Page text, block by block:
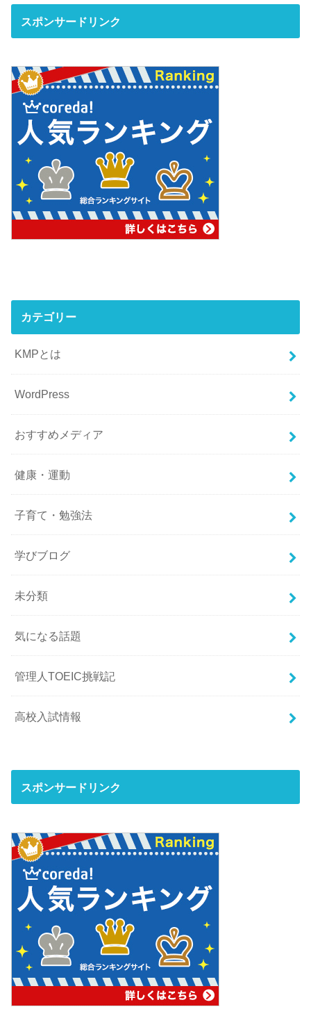
スポンサードリンク
カテゴリー
KMPとは
WordPress
おすすめメディア
健康・運動
子育て・勉強法
学びブログ
未分類
気になる話題
管理人TOEIC挑戦記
高校入試情報
スポンサードリンク